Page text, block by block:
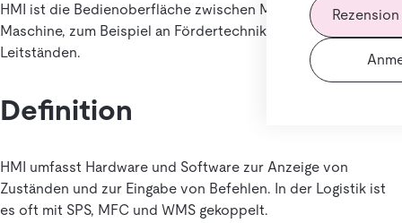
HMI ist die Bedienoberfläche zwischen Mensch und
Maschine, zum Beispiel an Fördertechnik, Packanlagen oder
Leitständen.
Definition
HMI umfasst Hardware und Software zur Anzeige von
Zuständen und zur Eingabe von Befehlen. In der Logistik ist
es oft mit SPS, MFC und WMS gekoppelt.